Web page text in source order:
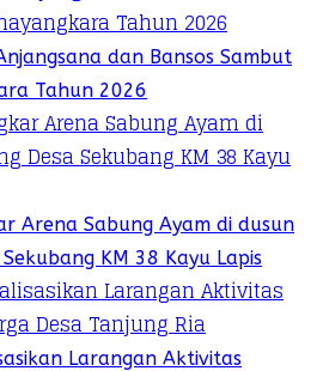
dan Bansos Sambut
Tahun 2026
Arena Sabung Ayam di dusun
KM 38 Kayu Lapis
Larangan Aktivitas